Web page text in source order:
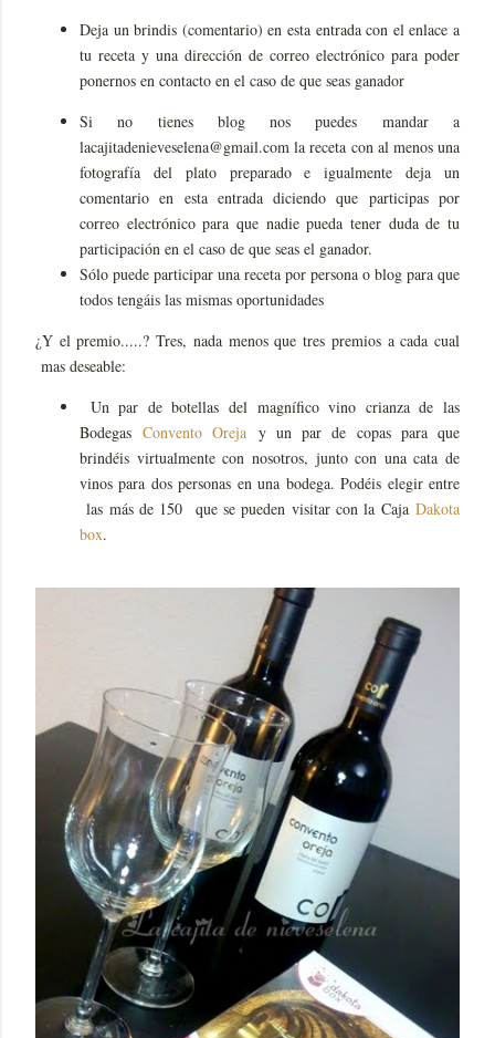
Deja un brindis (comentario) en esta entrada con el enlace a
tu receta y una dirección de correo electrónico para poder
ponernos en contacto en el caso de que seas ganador
Si no tienes blog nos puedes mandar a
lacajitadenieveselena@gmail.com la receta con al menos una
fotografía del plato preparado e igualmente deja un
comentario en esta entrada diciendo que participas por
correo electrónico para que nadie pueda tener duda de tu
participación en el caso de que seas el ganador.
Sólo puede participar una receta por persona o blog para que
todos tengáis las mismas oportunidades
¿Y el premio.....? Tres, nada menos que tres premios a cada cual
mas deseable:
Un par de botellas del magnífico vino crianza de las
BodegasConvento Oreja y un par de copas para que
brindéis virtualmente con nosotros, junto con una cata de
vinos para dos personas en una bodega. Podéis elegir entre
las más de 150 que se pueden visitar con la Caja Dakota
box.